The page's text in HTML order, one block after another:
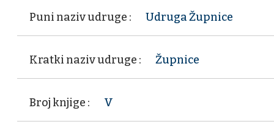
Puni naziv udruge : Udruga Župnice
Kratki naziv udruge : Župnice
Broj knjige : V